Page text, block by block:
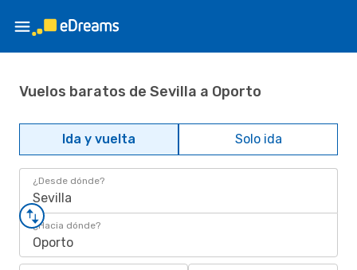
Vuelos baratos de Sevilla a Oporto
Ida y vuelta Solo ida
¿Desde dónde?
Sevilla
¿Hacia dónde?
Oporto